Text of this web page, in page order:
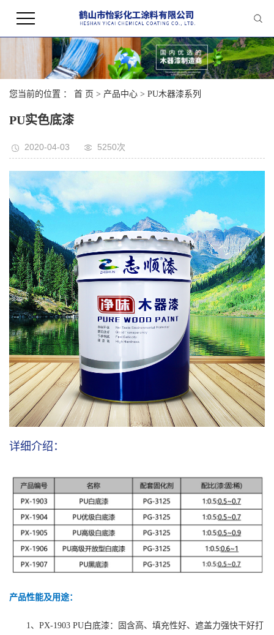
您当前的位置 ： 首 页 > 产品中心 > PU木器漆系列
PU实色底漆
2020-04-03 5250次
详细介绍：
产品性能及用途：
1、PX-1903 PU白底漆：固含高、填充性好、遮盖力强快干好打